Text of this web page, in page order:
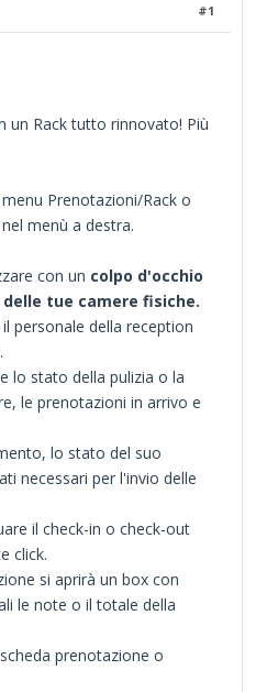
#1
un Rack tutto rinnovato! Più
Prenotazioni/Rack o
menù a destra.
con un colpo d'occhio
tue camere fisiche.
personale della reception
lo stato della pulizia o la
le prenotazioni in arrivo e
lo stato del suo
necessari per l'invio delle
il check-in o check-out
click.
si aprirà un box con
le note o il totale della
prenotazione o